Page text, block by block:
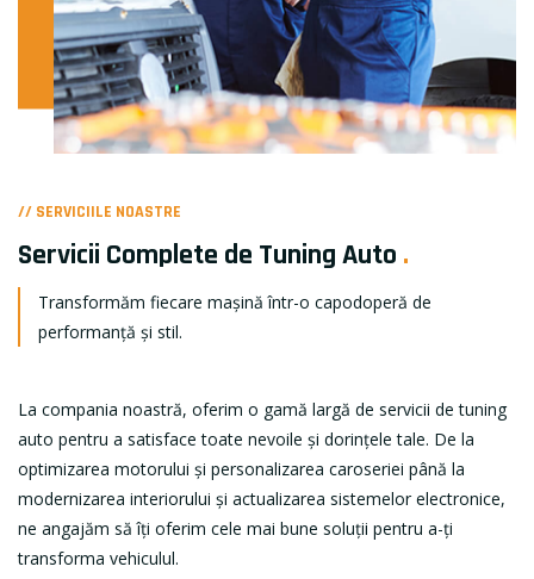
// SERVICIILE NOASTRE
Servicii Complete de Tuning Auto .
Transformăm fiecare mașină într-o capodoperă de
performanță și stil.
La compania noastră, oferim o gamă largă de servicii de tuning
auto pentru a satisface toate nevoile și dorințele tale. De la
optimizarea motorului și personalizarea caroseriei până la
modernizarea interiorului și actualizarea sistemelor electronice,
ne angajăm să îți oferim cele mai bune soluții pentru a-ți
transforma vehiculul.